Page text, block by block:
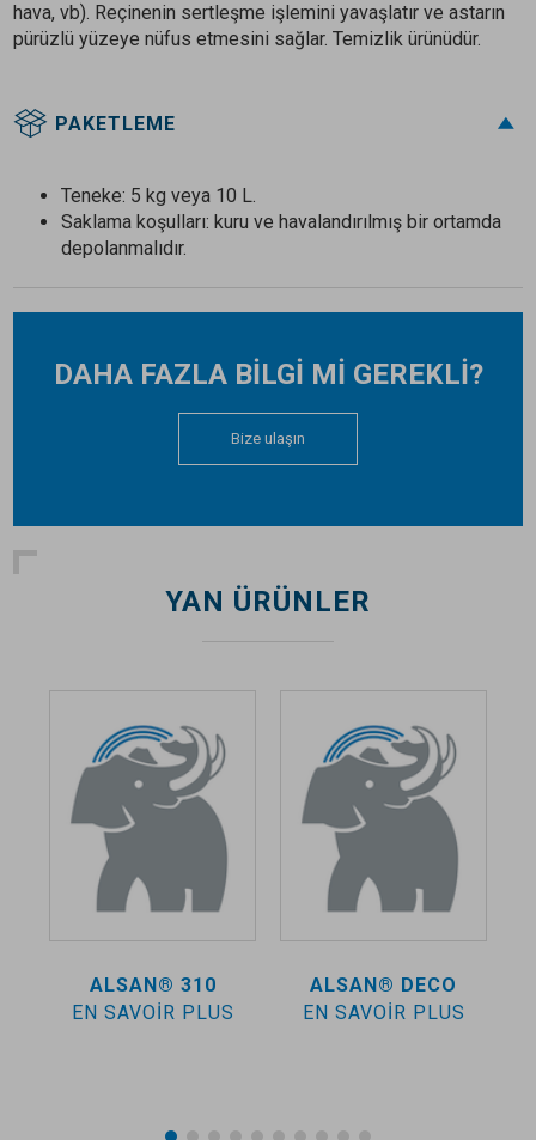
hava, vb). Reçinenin sertleşme işlemini yavaşlatır ve astarın
pürüzlü yüzeye nüfus etmesini sağlar. Temizlik ürünüdür.
PAKETLEME
Teneke: 5 kg veya 10 L.
Saklama koşulları: kuru ve havalandırılmış bir ortamda
depolanmalıdır.
DAHA FAZLA BİLGİ Mİ GEREKLİ?
Bize ulaşın
YAN ÜRÜNLER
ALSAN® 310
EN SAVOIR PLUS
ALSAN® DECO
EN SAVOIR PLUS